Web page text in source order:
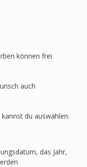
können frei
auch
du auswählen:
das Jahr,